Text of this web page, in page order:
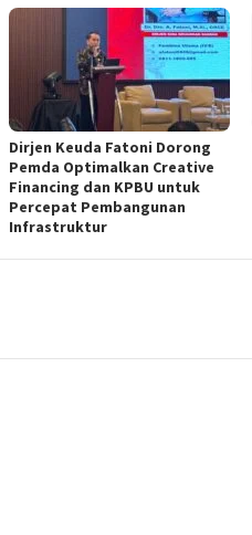
Dirjen Keuda Fatoni Dorong
Pemda Optimalkan Creative
Financing dan KPBU untuk
Percepat Pembangunan
Infrastruktur